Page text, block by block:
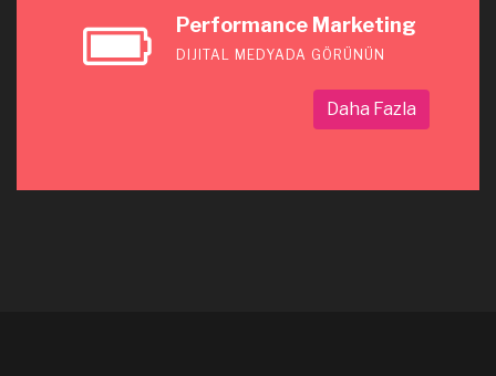
Performance Marketing
DIJITAL MEDYADA GÖRÜNÜN
Daha Fazla